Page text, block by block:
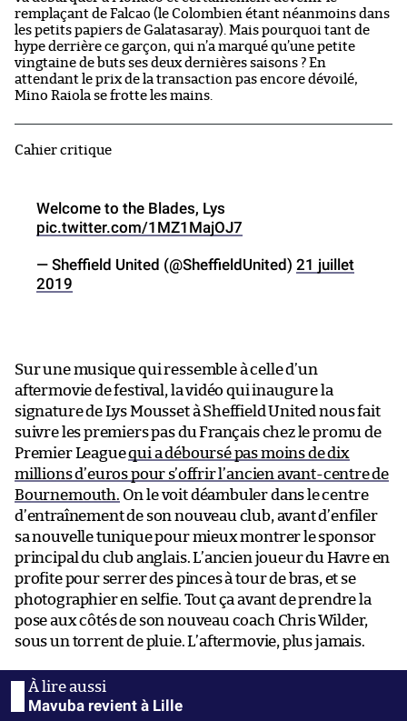
remplaçant de Falcao (le Colombien étant néanmoins dans
les petits papiers de Galatasaray). Mais pourquoi tant de
hype derrière ce garçon, qui n’a marqué qu’une petite
vingtaine de buts ses deux dernières saisons ? En
attendant le prix de la transaction pas encore dévoilé,
Mino Raiola se frotte les mains.
Cahier critique
Welcome to the Blades, Lys
pic.twitter.com/1MZ1MajOJ7
— Sheffield United (@SheffieldUnited) 21 juillet
2019
Sur une musique qui ressemble à celle d’un
aftermovie de festival, la vidéo qui inaugure la
signature de Lys Mousset à Sheffield United nous fait
suivre les premiers pas du Français chez le promu de
Premier Leaguequi a déboursé pas moins de dix
millions d’euros pour s’offrir l’ancien avant-centre de
Bournemouth. On le voit déambuler dans le centre
d’entraînement de son nouveau club, avant d’enfiler
sa nouvelle tunique pour mieux montrer le sponsor
principal du club anglais. L’ancien joueur du Havre en
profite pour serrer des pinces à tour de bras, et se
photographier en selfie. Tout ça avant de prendre la
pose aux côtés de son nouveau coach Chris Wilder,
sous un torrent de pluie. L’aftermovie, plus jamais.
Mavuba revient à Lille